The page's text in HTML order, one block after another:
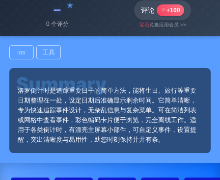
﹣
0 个评分
评论 +100
宝石兑换应用会员 >>
ios 工具
洛罗倒计时是追踪重要日子的简单方法，能将生日、旅行等重要
日期整理在一处，设定日期后准确显示剩余时间。它简单清晰，
专为快速追踪事件设计，无杂乱信息与复杂菜单。可在简洁列表
或网格中查看事件，彩色编码卡片便于浏览，完全离线工作。适
用于各类倒计时，有漂亮主屏幕小部件，可自定义事件，设置提
醒，突出清晰度与易用性，助您时刻保持井井有条。